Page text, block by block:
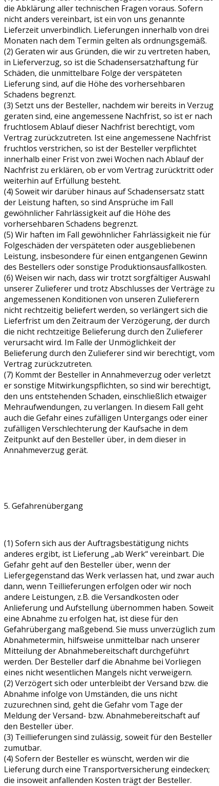
die Abklärung aller technischen Fragen voraus. Sofern
nicht anders vereinbart, ist ein von uns genannte
Lieferzeit unverbindlich. Lieferungen innerhalb von drei
Monaten nach dem Termin gelten als ordnungsgemäß.
(2) Geraten wir aus Gründen, die wir zu vertreten haben,
in Lieferverzug, so ist die Schadensersatzhaftung für
Schäden, die unmittelbare Folge der verspäteten
Lieferung sind, auf die Höhe des vorhersehbaren
Schadens begrenzt.
(3) Setzt uns der Besteller, nachdem wir bereits in Verzug
geraten sind, eine angemessene Nachfrist, so ist er nach
fruchtlosem Ablauf dieser Nachfrist berechtigt, vom
Vertrag zurückzutreten. Ist eine angemessene Nachfrist
fruchtlos verstrichen, so ist der Besteller verpflichtet
innerhalb einer Frist von zwei Wochen nach Ablauf der
Nachfrist zu erklären, ob er vom Vertrag zurücktritt oder
weiterhin auf Erfüllung besteht.
(4) Soweit wir darüber hinaus auf Schadensersatz statt
der Leistung haften, so sind Ansprüche im Fall
gewöhnlicher Fahrlässigkeit auf die Höhe des
vorhersehbaren Schadens begrenzt.
(5) Wir haften im Fall gewöhnlicher Fahrlässigkeit nie für
Folgeschäden der verspäteten oder ausgebliebenen
Leistung, insbesondere für einen entgangenen Gewinn
des Bestellers oder sonstige Produktionsausfallkosten.
(6) Weisen wir nach, dass wir trotzt sorgfältiger Auswahl
unserer Zulieferer und trotz Abschlusses der Verträge zu
angemessenen Konditionen von unseren Zulieferern
nicht rechtzeitig beliefert werden, so verlängert sich die
Lieferfrist um den Zeitraum der Verzögerung, der durch
die nicht rechtzeitige Belieferung durch den Zulieferer
verursacht wird. Im Falle der Unmöglichkeit der
Belieferung durch den Zulieferer sind wir berechtigt, vom
Vertrag zurückzutreten.
(7) Kommt der Besteller in Annahmeverzug oder verletzt
er sonstige Mitwirkungspflichten, so sind wir berechtigt,
den uns entstehenden Schaden, einschließlich etwaiger
Mehraufwendungen, zu verlangen. In diesem Fall geht
auch die Gefahr eines zufälligen Untergangs oder einer
zufälligen Verschlechterung der Kaufsache in dem
Zeitpunkt auf den Besteller über, in dem dieser in
Annahmeverzug gerät.
5. Gefahrenübergang
(1) Sofern sich aus der Auftragsbestätigung nichts
anderes ergibt, ist Lieferung „ab Werk“ vereinbart. Die
Gefahr geht auf den Besteller über, wenn der
Liefergegenstand das Werk verlassen hat, und zwar auch
dann, wenn Teillieferungen erfolgen oder wir noch
andere Leistungen, z.B. die Versandkosten oder
Anlieferung und Aufstellung übernommen haben. Soweit
eine Abnahme zu erfolgen hat, ist diese für den
Gefahrübergang maßgebend. Sie muss unverzüglich zum
Abnahmetermin, hilfsweise unmittelbar nach unserer
Mitteilung der Abnahmebereitschaft durchgeführt
werden. Der Besteller darf die Abnahme bei Vorliegen
eines nicht wesentlichen Mangels nicht verweigern.
(2) Verzögert sich oder unterbleibt der Versand bzw. die
Abnahme infolge von Umständen, die uns nicht
zuzurechnen sind, geht die Gefahr vom Tage der
Meldung der Versand- bzw. Abnahmebereitschaft auf
den Besteller über.
(3) Teillieferungen sind zulässig, soweit für den Besteller
zumutbar.
(4) Sofern der Besteller es wünscht, werden wir die
Lieferung durch eine Transportversicherung eindecken;
die insoweit anfallenden Kosten trägt der Besteller.